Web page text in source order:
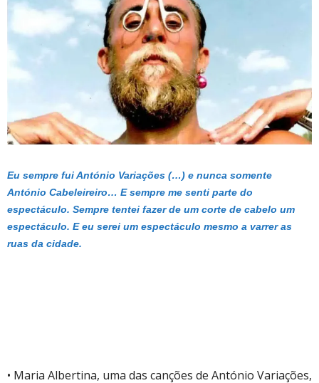
Eu sempre fui António Variações (…) e nunca somente
António Cabeleireiro… E sempre me senti parte do
espectáculo. Sempre tentei fazer de um corte de cabelo um
espectáculo. E eu serei um espectáculo mesmo a varrer as
ruas da cidade.
• Maria Albertina, uma das canções de António Variações,